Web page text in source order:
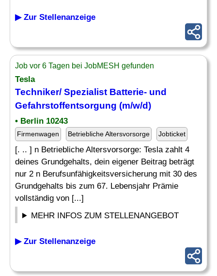
▶ Zur Stellenanzeige
Job vor 6 Tagen bei JobMESH gefunden
Tesla
Techniker/ Spezialist Batterie- und
Gefahrstoffentsorgung (m/w/d)
• Berlin 10243
Firmenwagen Betriebliche Altersvorsorge Jobticket
[. .. ] n Betriebliche Altersvorsorge: Tesla zahlt 4
deines Grundgehalts, dein eigener Beitrag beträgt
nur 2 n Berufsunfähigkeitsversicherung mit 30 des
Grundgehalts bis zum 67. Lebensjahr Prämie
vollständig von [...]
MEHR INFOS ZUM STELLENANGEBOT
▶ Zur Stellenanzeige